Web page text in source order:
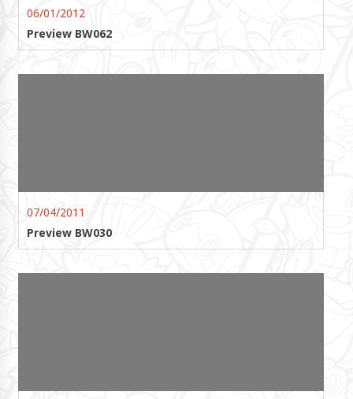
06/01/2012
Preview BW062
07/04/2011
Preview BW030